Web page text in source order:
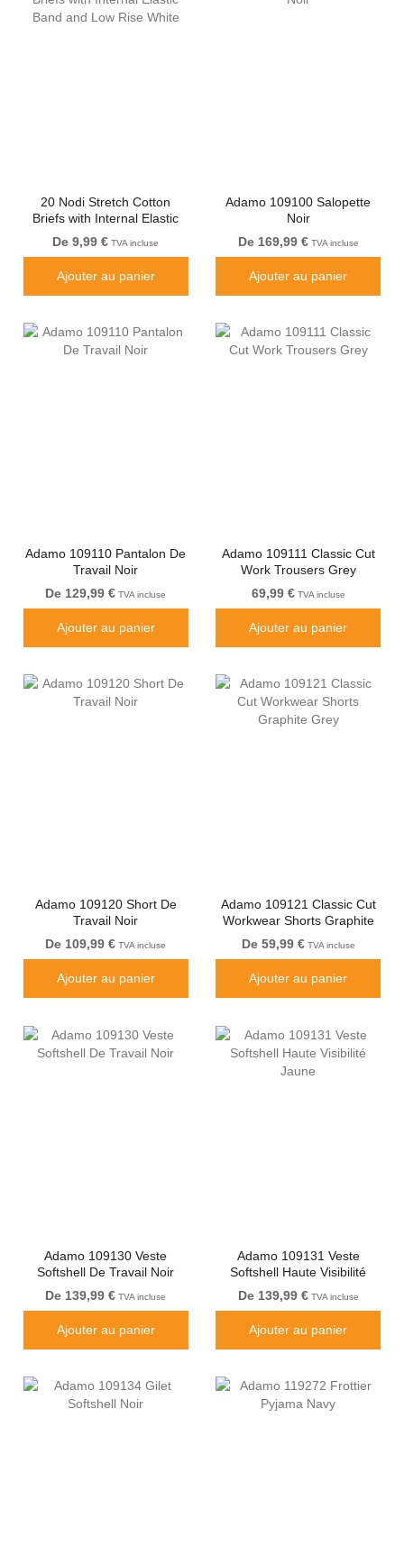
20 Nodi Stretch Cotton
Briefs with Internal Elastic
Band and Low Rise White
De 9,99 € TVA incluse
Ajouter au panier
Adamo 109100 Salopette
Noir
De 169,99 €TVA incluse
Ajouter au panier
Adamo 109110 Pantalon De
Travail Noir
De 129,99 € TVA incluse
Ajouter au panier
Adamo 109111 Classic Cut
Work Trousers Grey
69,99 €TVA incluse
Ajouter au panier
Adamo 109120 Short De
Travail Noir
De 109,99 € TVA incluse
Ajouter au panier
Adamo 109121 Classic Cut
Workwear Shorts Graphite
Grey
De 59,99 €TVA incluse
Ajouter au panier
Adamo 109130 Veste
Softshell De Travail Noir
De 139,99 € TVA incluse
Ajouter au panier
Adamo 109131 Veste
Softshell Haute Visibilité
Jaune
De 139,99 €TVA incluse
Ajouter au panier